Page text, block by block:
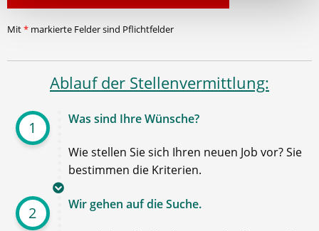
Mit* markierte Felder sind Pflichtfelder
Ablauf der Stellenvermittlung:
1 Was sind Ihre Wünsche?
Wie stellen Sie sich Ihren neuen Job vor? Sie
bestimmen die Kriterien.
2 Wir gehen auf die Suche.